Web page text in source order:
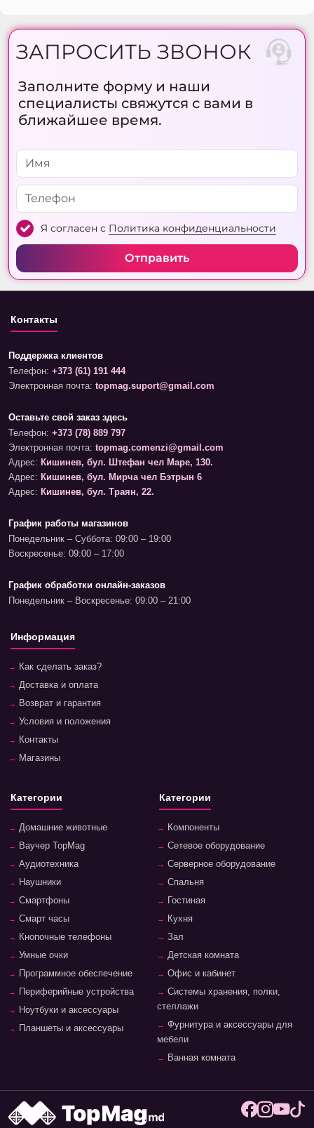
ЗАПРОСИТЬ ЗВОНОК
Заполните форму и наши
специалисты свяжутся с вами в
ближайшее время.
Я согласен с Политика конфиденциальности
Отправить
Контакты
Поддержка клиентов
Телефон: +373 (61) 191 444
Электронная почта: topmag.suport@gmail.com
Оставьте свой заказ здесь
Телефон: +373 (78) 889 797
Электронная почта: topmag.comenzi@gmail.com
Адрес: Кишинев, бул. Штефан чел Маре, 130.
Адрес: Кишинев, бул. Мирча чел Бэтрын 6
Адрес: Кишинев, бул. Траян, 22.
График работы магазинов
Понедельник – Суббота: 09:00 – 19:00
Воскресенье: 09:00 – 17:00
График обработки онлайн-заказов
Понедельник – Воскресенье: 09:00 – 21:00
Информация
Как сделать заказ?
Доставка и оплата
Возврат и гарантия
Условия и положения
Контакты
Магазины
Категории
Домашние животные
Ваучер TopMag
Аудиотехника
Наушники
Смартфоны
Смарт часы
Кнопочные телефоны
Умные очки
Программное обеспечение
Периферийные устройства
Ноутбуки и аксессуары
Планшеты и аксессуары
Категории
Компоненты
Сетевое оборудование
Серверное оборудование
Спальня
Гостиная
Кухня
Зал
Детская комната
Офис и кабинет
Системы хранения, полки,
стеллажи
Фурнитура и аксессуары для
мебели
Ванная комната